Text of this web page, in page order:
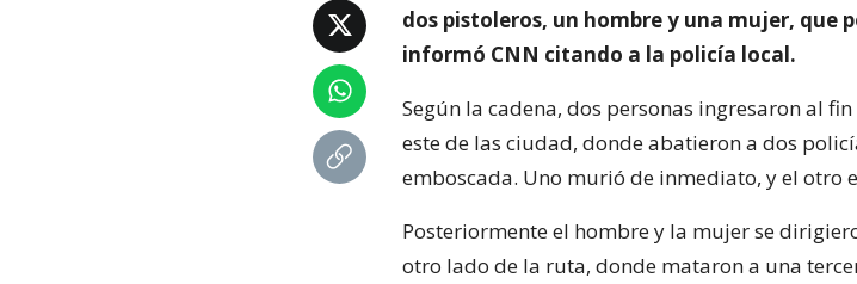
dos pistoleros, un hombre y una mujer, que
informó CNN citando a la policía local.
Según la cadena, dos personas ingresaron al
este de las ciudad, donde abatieron a dos
emboscada. Uno murió de inmediato, y el otro
Posteriormente el hombre y la mujer se
otro lado de la ruta, donde mataron a una